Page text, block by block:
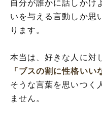
自分が誰かに話しかけ
いを与える言動しか思
ります。
本当は、好きな人に対
「ブスの割に性格いい
そうな言葉を思いつく
ません。